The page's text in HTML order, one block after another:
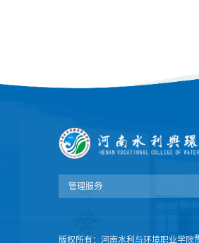
管理服务
版权所有：河南水利与环境职业学院